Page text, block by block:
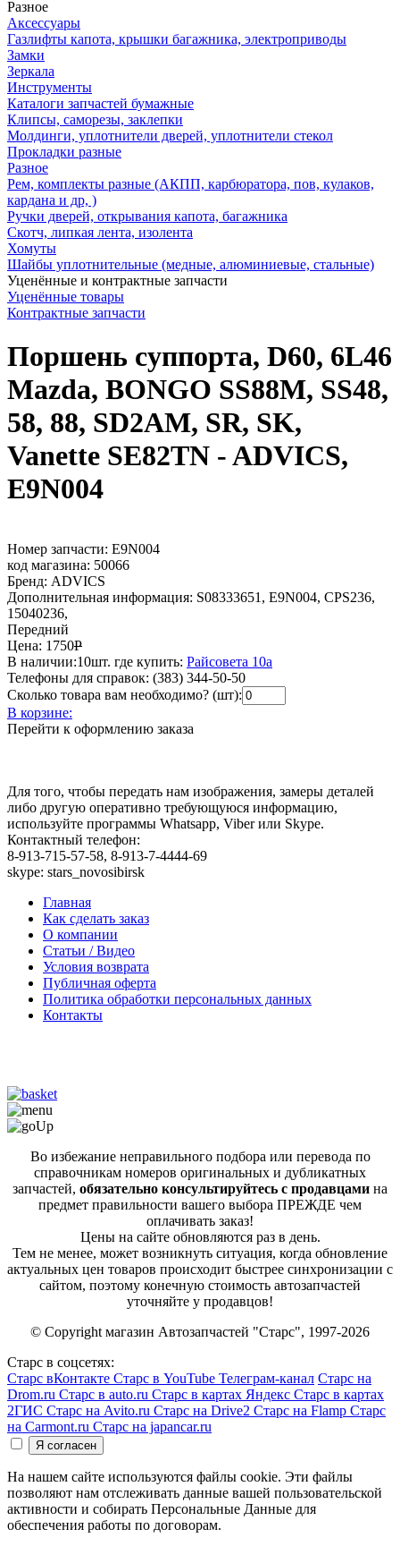
Разное
Аксесcуары
Газлифты капота, крышки багажника, электроприводы
Замки
Зеркала
Инструменты
Каталоги запчастей бумажные
Клипсы, саморезы, заклепки
Молдинги, уплотнители дверей, уплотнители стекол
Прокладки разные
Разное
Рем, комплекты разные (АКПП, карбюратора, пов, кулаков,
кардана и др, )
Ручки дверей, открывания капота, багажника
Скотч, липкая лента, изолента
Хомуты
Шайбы уплотнительные (медные, алюминиевые, стальные)
Уценённые и контрактные запчасти
Уценённые товары
Контрактные запчасти
Поршень суппорта, D60, 6L46
Mazda, BONGO SS88M, SS48,
58, 88, SD2AM, SR, SK,
Vanette SE82TN - ADVICS,
E9N004
Номер запчасти: E9N004
код магазина: 50066
Бренд: ADVICS
Дополнительная информация: S08333651, E9N004, CPS236,
15040236,
Передний
Цена: 1750Р
В наличии:10шт. где купить: Райсовета 10а
Телефоны для справок: (383) 344-50-50
Сколько товара вам необходимо? (шт):
В корзине:
Перейти к оформлению заказа
Для того, чтобы передать нам изображения, замеры деталей
либо другую оперативно требующуюся информацию,
используйте программы Whatsapp, Viber или Skype.
Контактный телефон:
8-913-715-57-58, 8-913-7-4444-69
skype: stars_novosibirsk
Главная
Как сделать заказ
О компании
Статьи / Видео
Условия возврата
Публичная оферта
Политика обработки персональных данных
Контакты
Во избежание неправильного подбора или перевода по
справочникам номеров оригинальных и дубликатных
запчастей, обязательно консультируйтесь с продавцами на
предмет правильности вашего выбора ПРЕЖДЕ чем
оплачивать заказ!
Цены на сайте обновляются раз в день.
Тем не менее, может возникнуть ситуация, когда обновление
актуальных цен товаров происходит быстрее синхронизации с
сайтом, поэтому конечную стоимость автозапчастей
уточняйте у продавцов!
© Copyright магазин Автозапчастей "Старс", 1997-2026
Старс в соцсетях:
Старс вКонтакте Старс в YouTube Телеграм-канал Старс на
Drom.ru Старс в auto.ru Старс в картах Яндекс Старс в картах
2ГИС Старс на Avito.ru Старс на Drive2 Старс на Flamp Старс
на Carmont.ru Старс на japancar.ru
На нашем сайте используются файлы cookie. Эти файлы
позволяют нам отслеживать данные вашей пользовательской
активности и собирать Персональные Данные для
обеспечения работы по договорам.